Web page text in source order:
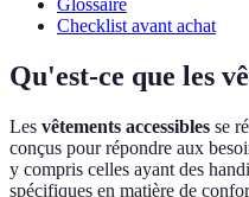
Glossaire
Checklist avant achat
Qu'est-ce que les
Les vêtements accessibles se
conçus pour répondre aux
y compris celles ayant des
spécifiques en matière de